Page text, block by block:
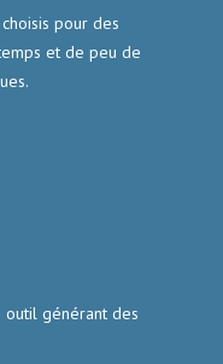
pour des
et de peu de
outil générant des